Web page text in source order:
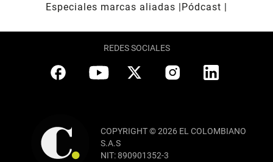
Especiales marcas aliadas
Pódcast
REDES SOCIALES
COPYRIGHT © 2026 EL COLOMBIANO
S.A.S
NIT: 890901352-3